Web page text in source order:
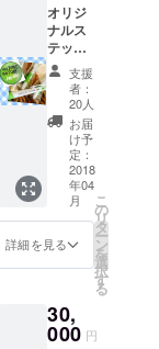
オリジ
ナルス
テッ
カー、
オリジ
ナル
ボール
ペン1
本、僕
らの声
冊子を2
部をお
届けし
ます！
支援
者：
20人
お届
け予
定：
2018
年04
月
詳細を見る
こ
の
リ
タ
ー
ン
を
選
択
す
る
30,
000 円